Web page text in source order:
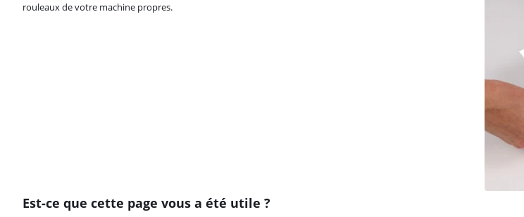
rouleaux de votre machine propres.
Est-ce que cette page vous a été utile ?